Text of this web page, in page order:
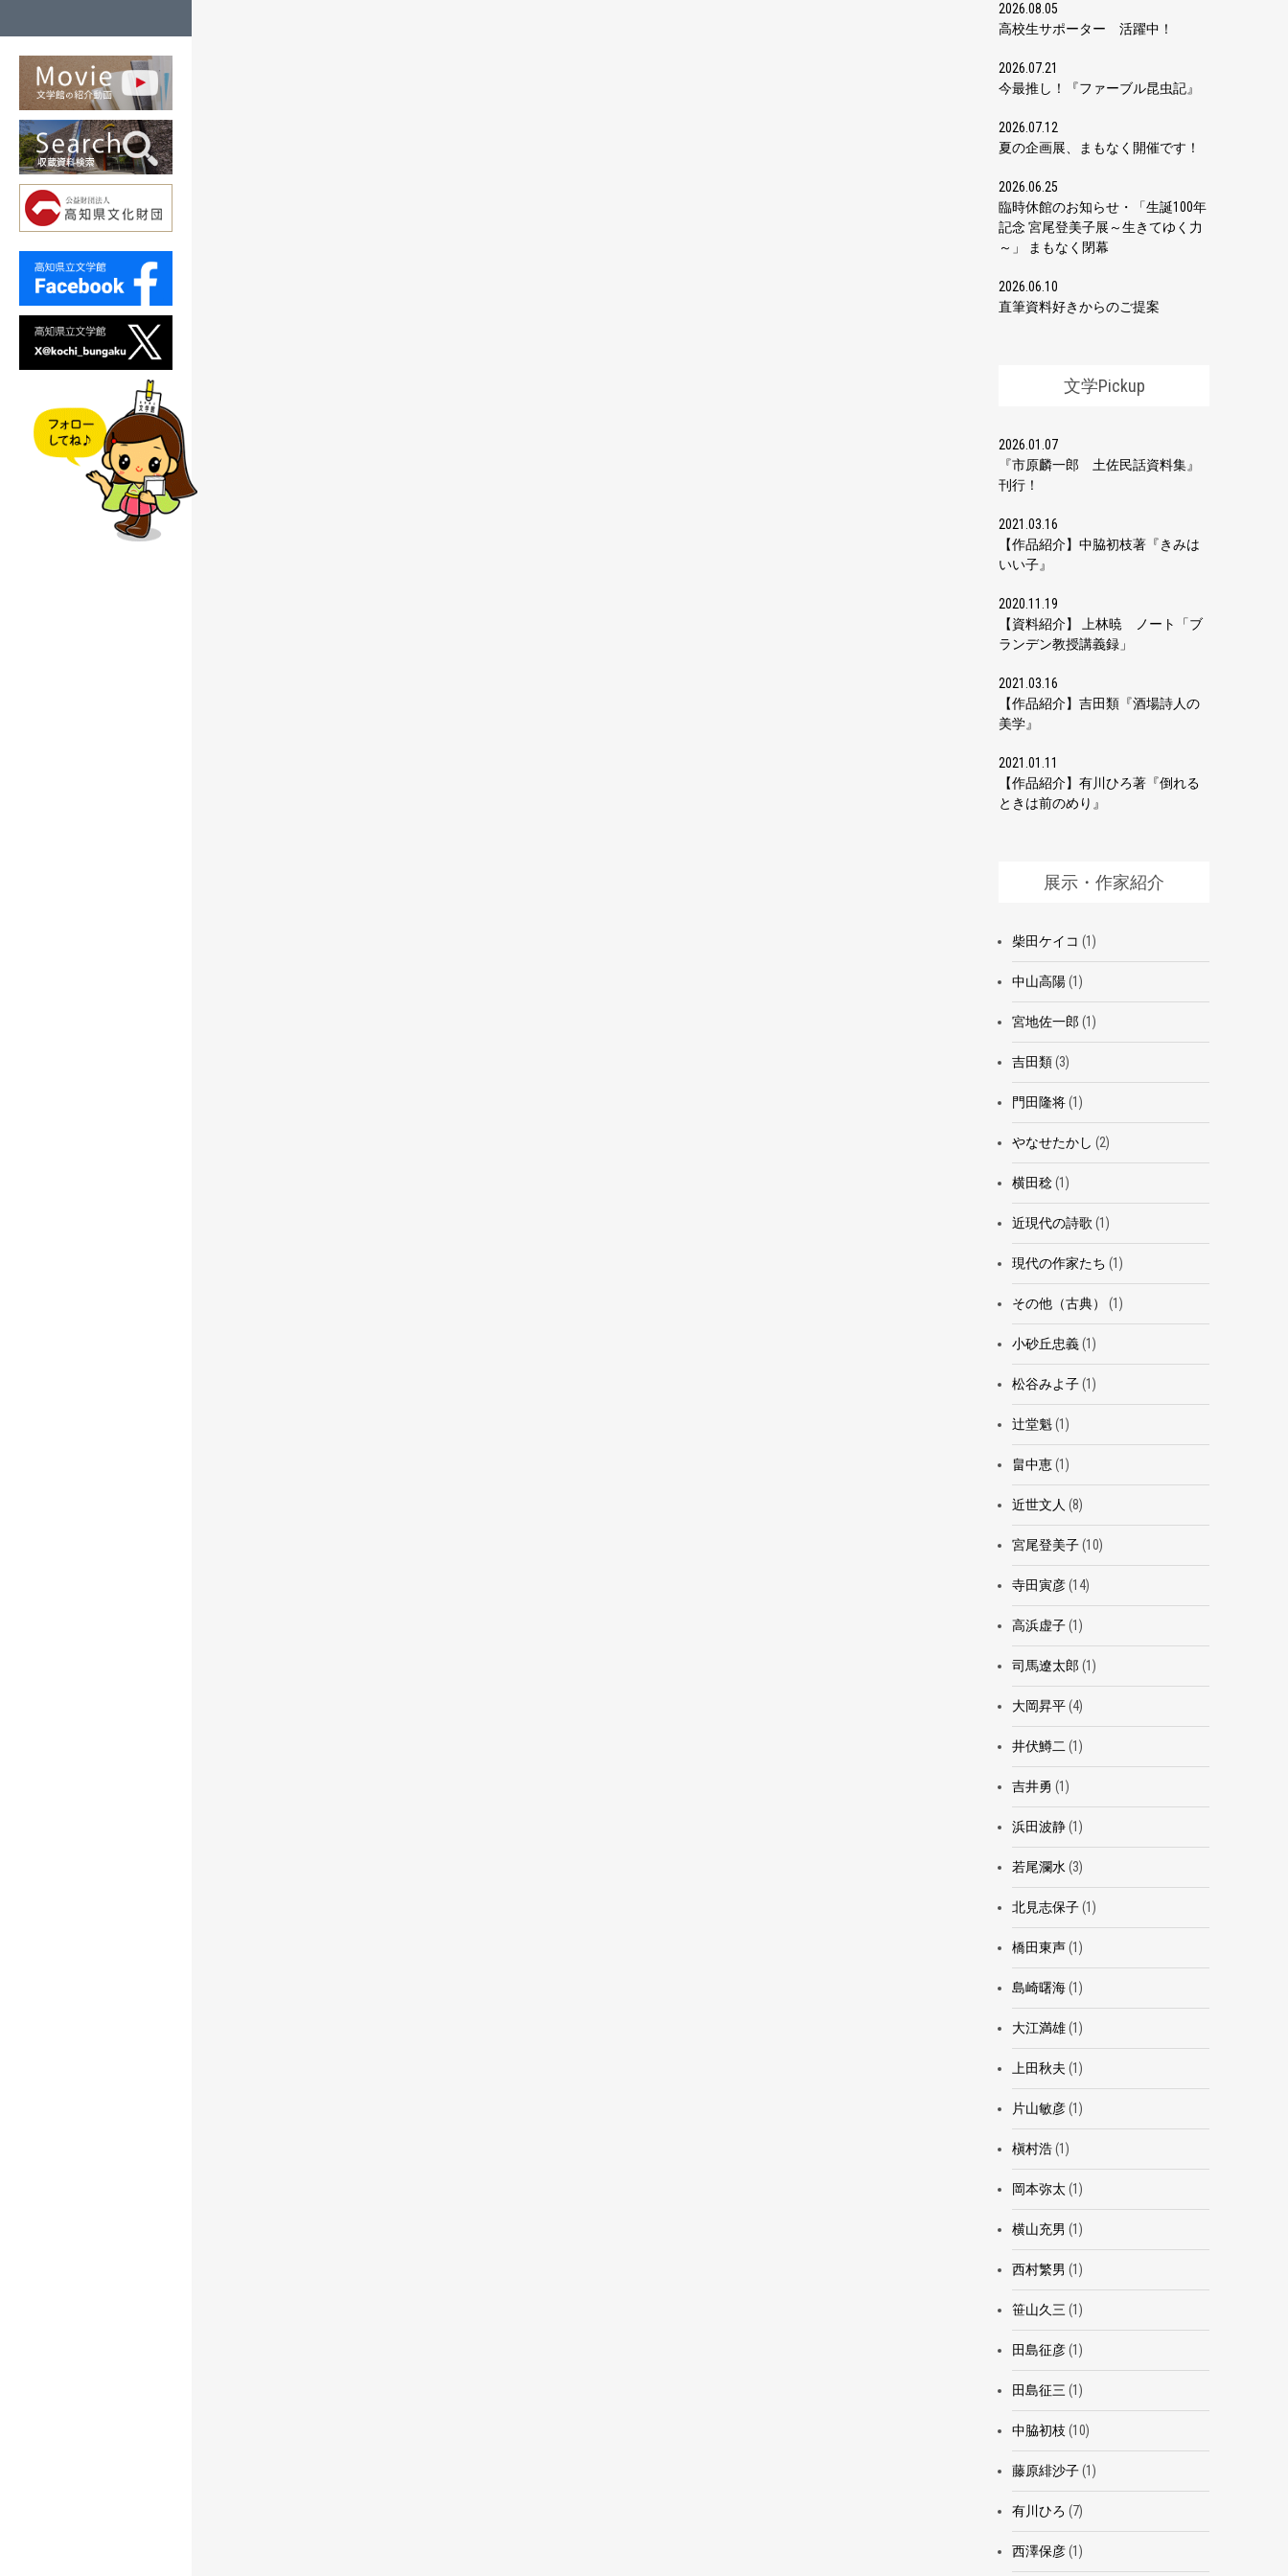
2026.08.05
高校生サポーター 活躍中！
2026.07.21
今最推し！『ファーブル昆虫記』
2026.07.12
夏の企画展、まもなく開催です！
2026.06.25
臨時休館のお知らせ・「生誕100年
記念 宮尾登美子展～生きてゆく力
～」 まもなく閉幕
2026.06.10
直筆資料好きからのご提案
文学Pickup
2026.01.07
『市原麟一郎 土佐民話資料集』
刊行！
2021.03.16
【作品紹介】中脇初枝著『きみは
いい子』
2020.11.19
【資料紹介】 上林暁 ノート「ブ
ランデン教授講義録」
2021.03.16
【作品紹介】吉田類『酒場詩人の
美学』
2021.01.11
【作品紹介】有川ひろ著『倒れる
ときは前のめり』
展示・作家紹介
柴田ケイコ (1)
中山高陽(1)
宮地佐一郎 (1)
吉田類(3)
門田隆将(1)
やなせたかし (2)
横田稔(1)
近現代の詩歌 (1)
現代の作家たち (1)
その他（古典） (1)
小砂丘忠義(1)
松谷みよ子(1)
辻堂魁(1)
畠中恵(1)
近世文人 (8)
宮尾登美子(10)
寺田寅彦(14)
高浜虚子(1)
司馬遼太郎 (1)
大岡昇平(4)
井伏鱒二 (1)
吉井勇 (1)
浜田波静(1)
若尾瀾水 (3)
北見志保子(1)
橋田東声(1)
島崎曙海(1)
大江満雄(1)
上田秋夫 (1)
片山敏彦(1)
槇村浩(1)
岡本弥太 (1)
横山充男 (1)
西村繁男 (1)
笹山久三 (1)
田島征彦(1)
田島征三 (1)
中脇初枝 (10)
藤原緋沙子(1)
有川ひろ (7)
西澤保彦(1)